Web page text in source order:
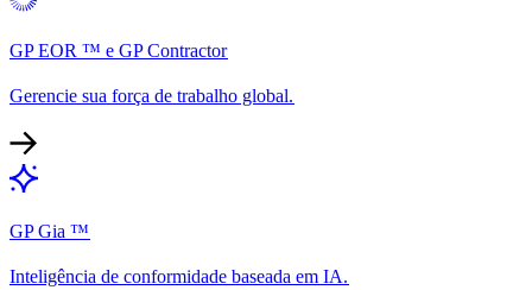
GP EOR ™ e GP Contractor​​
Gerencie sua força de trabalho global.​​
GP Gia ™​​
Inteligência de conformidade baseada em IA.​​